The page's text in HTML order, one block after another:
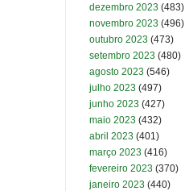
dezembro 2023 (483)
novembro 2023 (496)
outubro 2023 (473)
setembro 2023 (480)
agosto 2023 (546)
julho 2023 (497)
junho 2023 (427)
maio 2023 (432)
abril 2023 (401)
março 2023 (416)
fevereiro 2023 (370)
janeiro 2023 (440)